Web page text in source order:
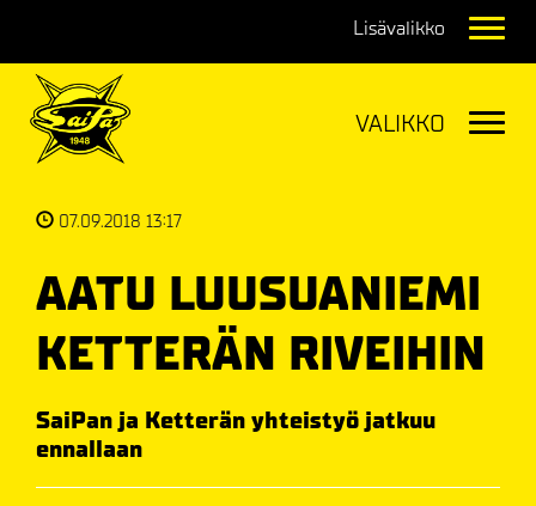
07.09.2018 13:17
AATU LUUSUANIEMI
KETTERÄN RIVEIHIN
SaiPan ja Ketterän yhteistyö jatkuu
ennallaan